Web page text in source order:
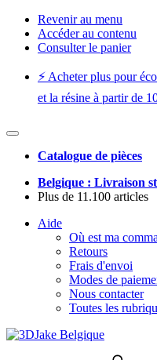
Revenir au menu
Accéder au contenu
Consulter le panier
⚡️ Acheter plus pour
et la résine à partir de
Catalogue de pièces
Belgique : Livraison
Plus de 11.100 articles
Aide
Où est ma
Retours
Frais d'envoi
Modes de
Nous contacter
Toutes les